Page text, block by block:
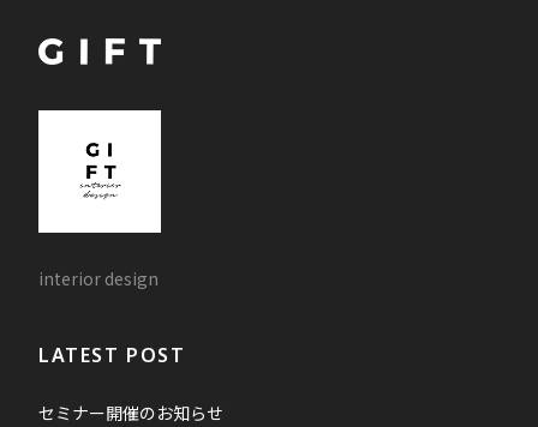
interior design
LATEST POST
セミナー開催のお知らせ